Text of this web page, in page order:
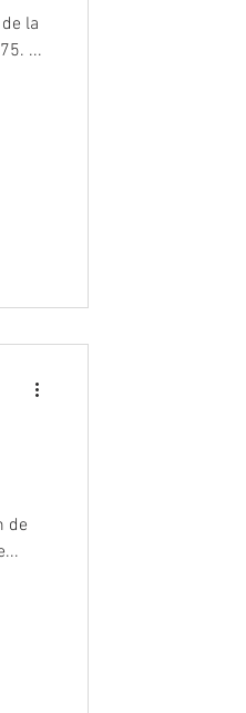
la
...
de